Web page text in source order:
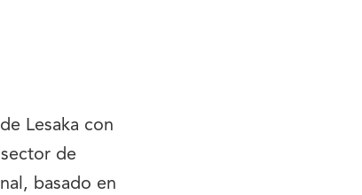
Lesaka con
de
basado en